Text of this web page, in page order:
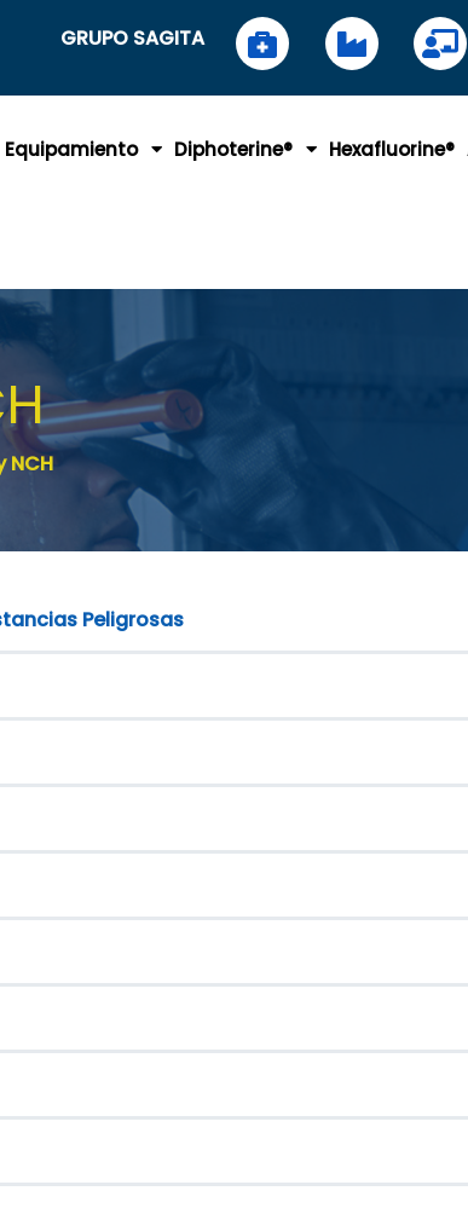
GRUPO SAGITA
Equipamiento Diphoterine® Hexafluorine®
NCH
Peligrosas